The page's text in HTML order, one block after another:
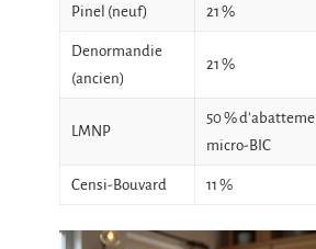
Pinel (neuf) 21 %
Denormandie
(ancien)
21 %
LMNP
50 %
micro-BIC
Censi-Bouvard 11 %